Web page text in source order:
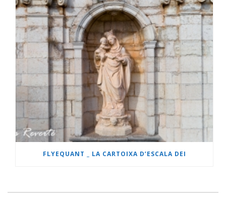
FLYEQUANT _ LA CARTOIXA D’ESCALA DEI